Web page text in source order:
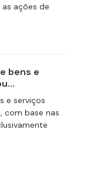
as ações de
bens e
e serviços
com base nas